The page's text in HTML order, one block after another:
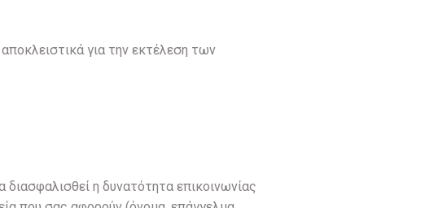
για την εκτέλεση των
διασφαλισθεί η δυνατότητα επικοινωνίας